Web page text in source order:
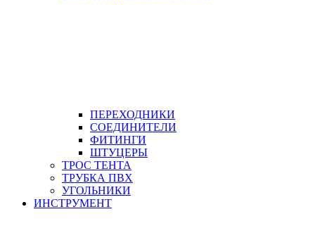
ПЕРЕХОДНИКИ
СОЕДИНИТЕЛИ
ФИТИНГИ
ШТУЦЕРЫ
ТРОС ТЕНТА
ТРУБКА ПВХ
УГОЛЬНИКИ
ИНСТРУМЕНТ